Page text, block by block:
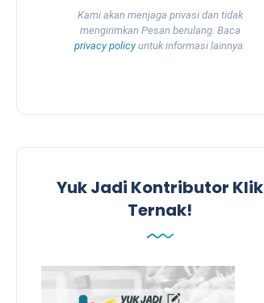
Kami akan menjaga privasi dan tidak
mengirimkan Pesan berulang. Baca
privacy policyuntuk informasi lainnya.
Yuk Jadi Kontributor Klik
Ternak!